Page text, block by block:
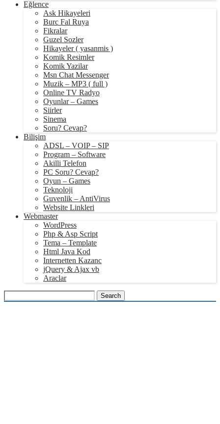
Eğlence
Ask Hikayeleri
Burc Fal Ruya
Fikralar
Guzel Sozler
Hikayeler ( yasanmis )
Komik Resimler
Komik Yazilar
Msn Chat Messenger
Muzik – MP3 ( full )
Online TV Radyo
Oyunlar – Games
Siirler
Sinema
Soru? Cevap?
Bilişim
ADSL – VOIP – SIP
Program – Software
Akilli Telefon
PC Soru? Cevap?
Oyun – Games
Teknoloji
Guvenlik – AntiVirus
Website Linkleri
Webmaster
WordPress
Php & Asp Script
Tema – Template
Html Java Kod
Internetten Kazanc
jQuery & Ajax vb
Araclar